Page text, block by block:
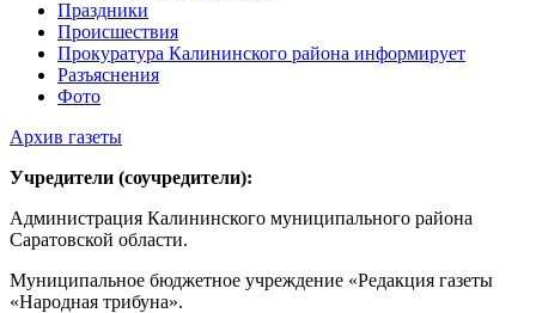
Праздники
Происшествия
Прокуратура Калининского района информирует
Разъяснения
Фото
Архив газеты
Учредители (соучредители):
Администрация Калининского муниципального района
Саратовской области.
Муниципальное бюджетное учреждение «Редакция газеты
«Народная трибуна».